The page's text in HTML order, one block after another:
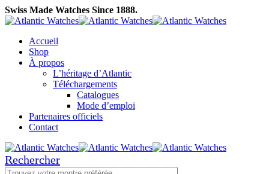
Swiss Made Watches Since 1888.
Accueil
Shop
À propos
L’héritage d’Atlantic
Téléchargements
Catalogues
Mode d’emploi
Partenaires officiels
Contact
Rechercher